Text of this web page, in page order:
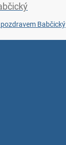
je 5 z 5 hvězdiček.
Babčický